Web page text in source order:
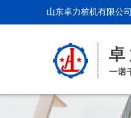
山东卓力桩机有限公